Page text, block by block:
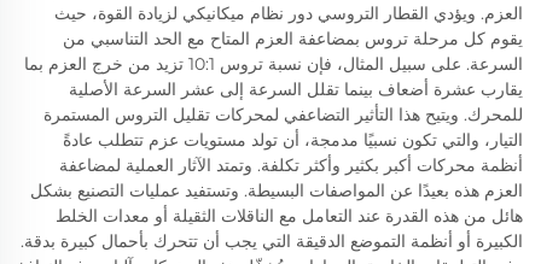
العزم. ويؤدي القطار التروسي دور نظام ميكانيكي لزيادة القوة، حيث
يقوم كل مرحلة تروس بمضاعفة العزم المتاح مع الحد التناسبي من
السرعة. على سبيل المثال، فإن نسبة تروس 10:1 تزيد من خرج العزم بما
يقارب عشرة أضعاف بينما تقلل السرعة إلى عشر السرعة الأصلية
للمحرك. ويتيح هذا التأثير التضاعفي لمحركات تقليل التروس المستمرة
التيار، والتي تكون نسبيًا مدمجة، أن تولد مستويات عزم تتطلب عادةً
أنظمة محركات أكبر بكثير وأكثر تكلفة. وتمتد الآثار العملية لمضاعفة
العزم هذه بعيدًا عن المواصفات البسيطة. وتستفيد عمليات التصنيع بشكل
هائل من هذه القدرة عند التعامل مع الناقلات الثقيلة أو معدات الخلط
الكبيرة أو أنظمة التموضع الدقيقة التي يجب أن تتحرك بأحمال كبيرة بدقة.